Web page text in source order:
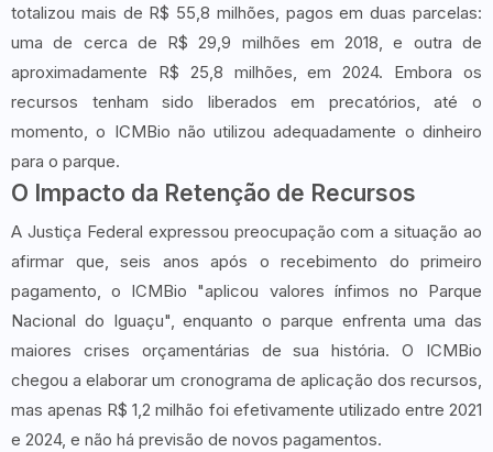
totalizou mais de R$ 55,8 milhões, pagos em duas parcelas:
uma de cerca de R$ 29,9 milhões em 2018, e outra de
aproximadamente R$ 25,8 milhões, em 2024. Embora os
recursos tenham sido liberados em precatórios, até o
momento, o ICMBio não utilizou adequadamente o dinheiro
para o parque.
O Impacto da Retenção de Recursos
A Justiça Federal expressou preocupação com a situação ao
afirmar que, seis anos após o recebimento do primeiro
pagamento, o ICMBio "aplicou valores ínfimos no Parque
Nacional do Iguaçu", enquanto o parque enfrenta uma das
maiores crises orçamentárias de sua história. O ICMBio
chegou a elaborar um cronograma de aplicação dos recursos,
mas apenas R$ 1,2 milhão foi efetivamente utilizado entre 2021
e 2024, e não há previsão de novos pagamentos.